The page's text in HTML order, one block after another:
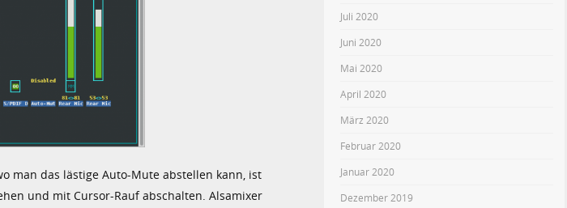
man das lästige Auto-Mute abstellen kann, ist
und mit Cursor-Rauf abschalten. Alsamixer
Juli 2020
Juni 2020
Mai 2020
April 2020
März 2020
Februar 2020
Januar 2020
Dezember 2019